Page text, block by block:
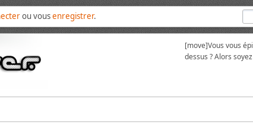
ou vousenregistrer.
[move]Vous vous
dessus ? Alors